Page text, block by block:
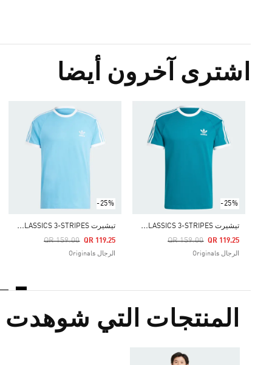
اشترى آخرون أيضا
-25%
ت
يشيرت ADICOLOR CLASSICS 3-STRIPES
Price Reduced From
QR 159.00
To QR 119.25
الرجال Originals
-25%
ت
يشيرت ADICOLOR CLASSICS 3-STRIPES
Price Reduced From
QR 159.00
To QR 119.25
الرجال Originals
المنتجات التي شوهدت